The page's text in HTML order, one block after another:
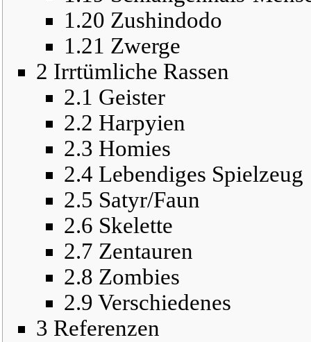
1.20 Zushindodo
1.21 Zwerge
2 Irrtümliche Rassen
2.1 Geister
2.2 Harpyien
2.3 Homies
2.4 Lebendiges Spielzeug
2.5 Satyr/Faun
2.6 Skelette
2.7 Zentauren
2.8 Zombies
2.9 Verschiedenes
3 Referenzen